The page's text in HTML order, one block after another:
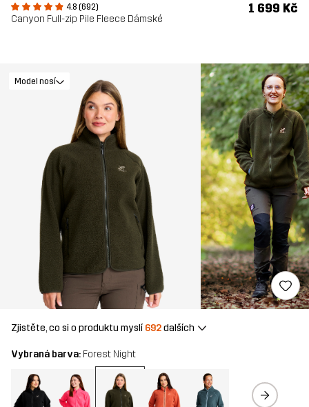
4.8 (692)
Canyon Full-zip Pile Fleece Dámské
1 699 Kč
Model nosí
Zjistěte, co si o produktu myslí 692dalších
Vybraná barva: Forest Night